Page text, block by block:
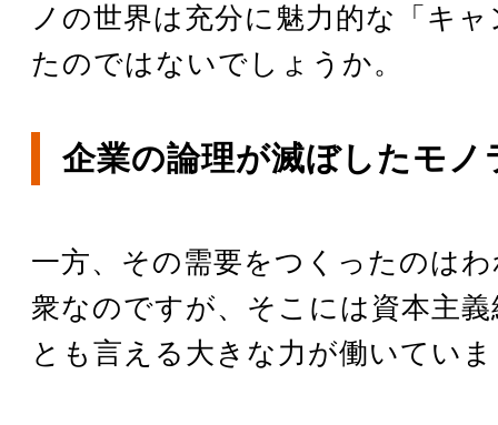
ノの世界は充分に魅力的な「キ
たのではないでしょうか。
企業の論理が滅ぼしたモノ
一方、その需要をつくったのは
衆なのですが、そこには資本主
とも言える大きな力が働いてい